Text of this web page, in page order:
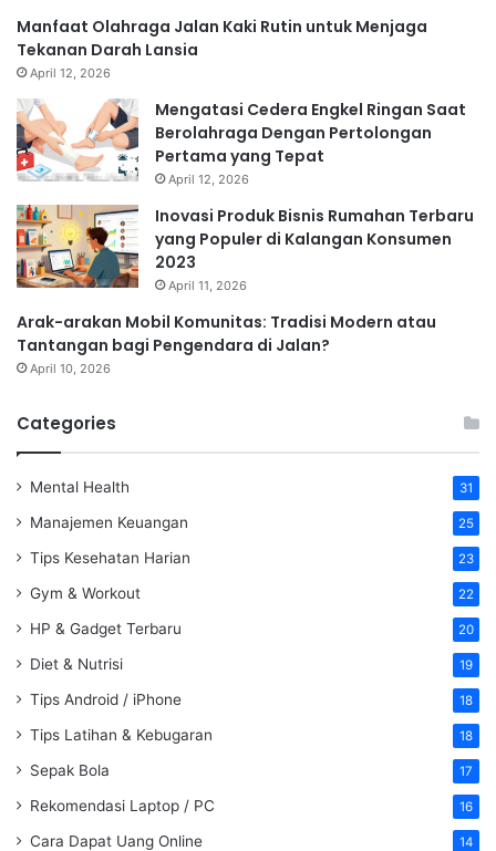
Manfaat Olahraga Jalan Kaki Rutin untuk Menjaga
Tekanan Darah Lansia
April 12, 2026
Mengatasi Cedera Engkel Ringan Saat
Berolahraga Dengan Pertolongan
Pertama yang Tepat
April 12, 2026
Inovasi Produk Bisnis Rumahan Terbaru
yang Populer di Kalangan Konsumen
2023
April 11, 2026
Arak-arakan Mobil Komunitas: Tradisi Modern atau
Tantangan bagi Pengendara di Jalan?
April 10, 2026
Categories
Mental Health 31
Manajemen Keuangan 25
Tips Kesehatan Harian 23
Gym & Workout 22
HP & Gadget Terbaru 20
Diet & Nutrisi 19
Tips Android / iPhone 18
Tips Latihan & Kebugaran 18
Sepak Bola 17
Rekomendasi Laptop / PC 16
Cara Dapat Uang Online 14